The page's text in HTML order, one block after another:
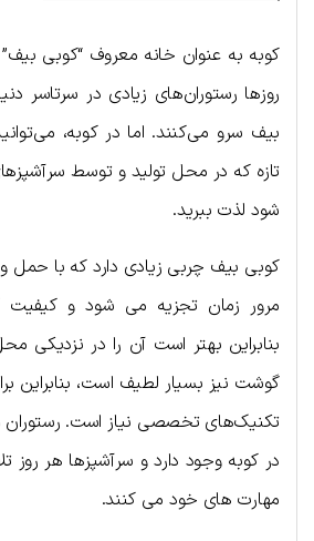
کوبه به عنوان خانه معروف “کوبی
روزها رستوران‌های زیادی در سرتاسر
بیف سرو می‌کنند. اما در کوبه،
تازه که در محل تولید و توسط
شود لذت ببرید.
کوبی بیف چربی زیادی دارد که با حمل
مرور زمان تجزیه می شود و
بنابراین بهتر است آن را در نزدیکی
گوشت نیز بسیار لطیف است، بنابراین
تکنیک‌های تخصصی نیاز است. رستوران
در کوبه وجود دارد و سرآشپزها هر روز
مهارت های خود می کنند.